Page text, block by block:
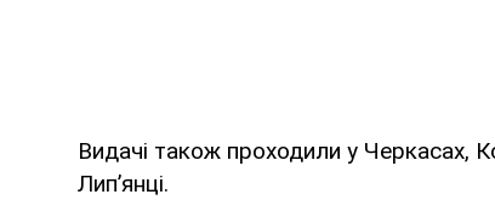
Видачі також проходили у Черкасах,
Лип’янці.